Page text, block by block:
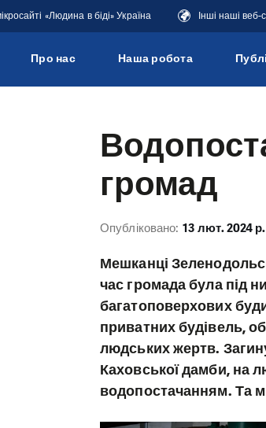
«Людина в біді» Україна Інші наші веб-
Про нас Наша робота
громад
Опубліковано: 13 лют. 2024 р.
Мешканці
час громада була під
багатоповерхових
приватних будівель,
людських жертв.
Каховської дамби, на
водопостачанням. Та